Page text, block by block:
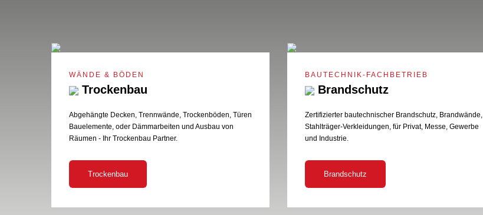
WÄNDE & BÖDEN
Trockenbau
Abgehängte Decken, Trennwände, Trockenböden, Türen
Bauelemente, oder Dämmarbeiten und Ausbau von
Räumen - Ihr Trockenbau Partner.
Trockenbau
BAUTECHNIK-FACHBETRIEB
Brandschutz
Zertifizierter bautechnischer Brandschutz, Brandwände,
Stahlträger-Verkleidungen, für Privat, Messe, Gewerbe
und Industrie.
Brandschutz